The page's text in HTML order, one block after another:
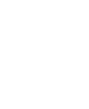
favoritas con